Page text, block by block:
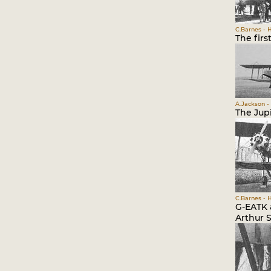
C.Barnes -
The
A.Jackson -
The
C.Barnes -
G-
Arthur